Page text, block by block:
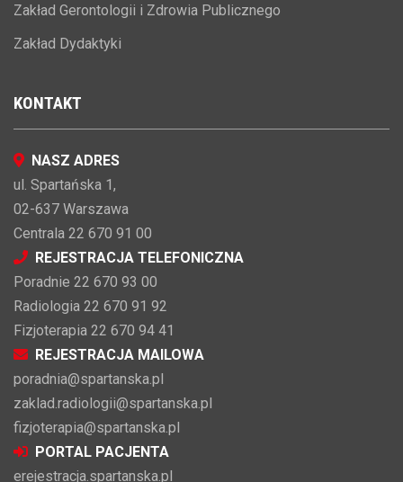
Zakład Gerontologii i Zdrowia Publicznego
Zakład Dydaktyki
KONTAKT
NASZ ADRES
ul. Spartańska 1,
02-637 Warszawa
Centrala 22 670 91 00
REJESTRACJA TELEFONICZNA
Poradnie 22 670 93 00
Radiologia 22 670 91 92
Fizjoterapia 22 670 94 41
REJESTRACJA MAILOWA
poradnia@spartanska.pl
zaklad.radiologii@spartanska.pl
fizjoterapia@spartanska.pl
PORTAL PACJENTA
erejestracja.spartanska.pl